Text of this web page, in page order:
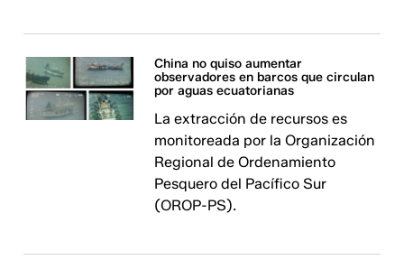
China no quiso aumentar
observadores en barcos que circulan
por aguas ecuatorianas
La extracción de recursos es
monitoreada por la Organización
Regional de Ordenamiento
Pesquero del Pacífico Sur
(OROP-PS).